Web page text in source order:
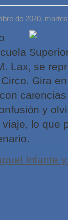
de 2020, martes
Lax, se
Gira
y
lo que
Infante